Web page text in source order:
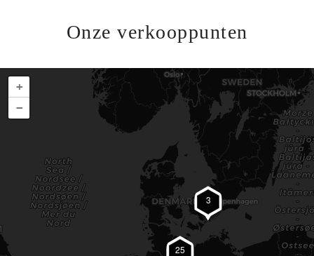
Onze verkooppunten
3
25
+
−